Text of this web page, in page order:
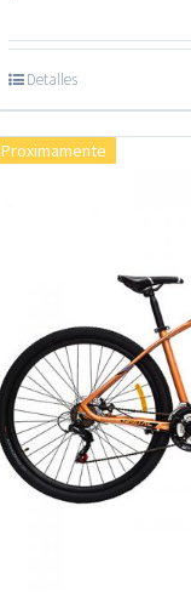
Detalles
Proximamente